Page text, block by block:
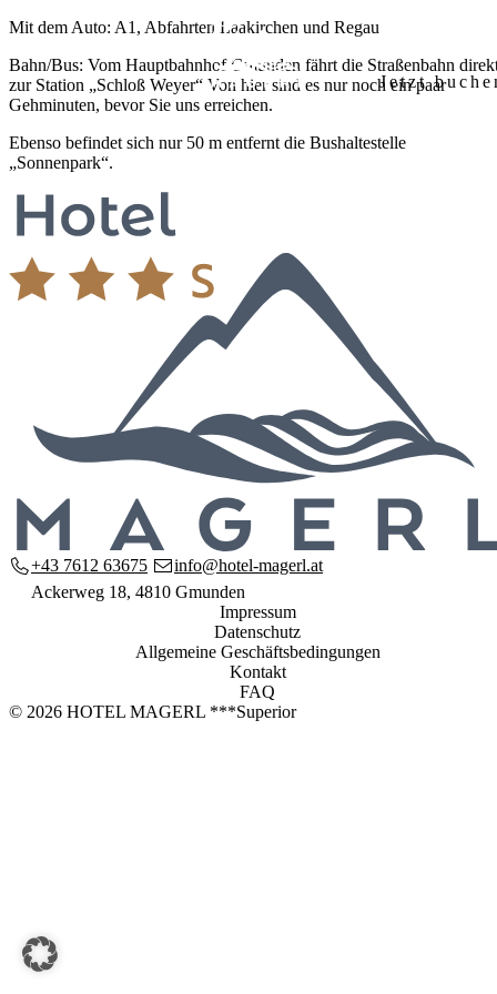
Zum
springen
Hotel
Unser Haus
Ausstattung
Frühstück
Anfrage
Seminare
Ausstattung & Technik
Salzkammergut entdecken
Wandern & Natur
Familienurlaub
Kontakt
Jetzt buchen
HOTEL MAGERL ***Superior
Ackerweg 18
4810 Gmunden
+43 7612 63675
info@hotel-magerl.at
Jetzt
Mit dem Auto: A1, Abfahrten Laakirchen und Regau
Bahn/Bus: Vom Hauptbahnhof Gmunden fährt die Straßenbahn
zur Station „Schloß Weyer“ Von hier sind es nur noch ein paar
Gehminuten, bevor Sie uns erreichen.
Ebenso befindet sich nur 50 m entfernt die Bushaltestelle
„Sonnenpark“.
+43 7612 63675
info@hotel-magerl.at
Ackerweg 18, 4810 Gmunden
Impressum
Datenschutz
Allgemeine Geschäftsbedingungen
Kontakt
FAQ
© 2026 HOTEL MAGERL ***Superior